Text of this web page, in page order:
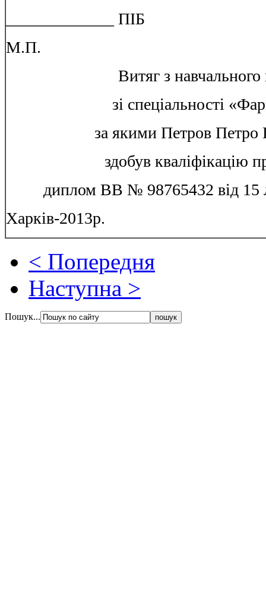
_____________ ПІБ
М.П.
Витяг з
зі спеціальності
за якими Петров Петро
здобув кваліфікацію
диплом ВВ № 98765432 від 15
Харків-2013р.
< Попередня
Наступна >
Пошук...